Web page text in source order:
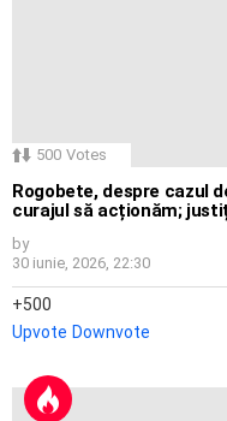
500 Votes
Rogobete, despre cazul
curajul să acționăm;
by
30 iunie, 2026, 22:30
500
Upvote Downvote